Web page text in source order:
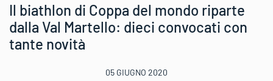
Il biathlon di Coppa del mondo riparte
dalla Val Martello: dieci convocati con
tante novità
05 GIUGNO 2020